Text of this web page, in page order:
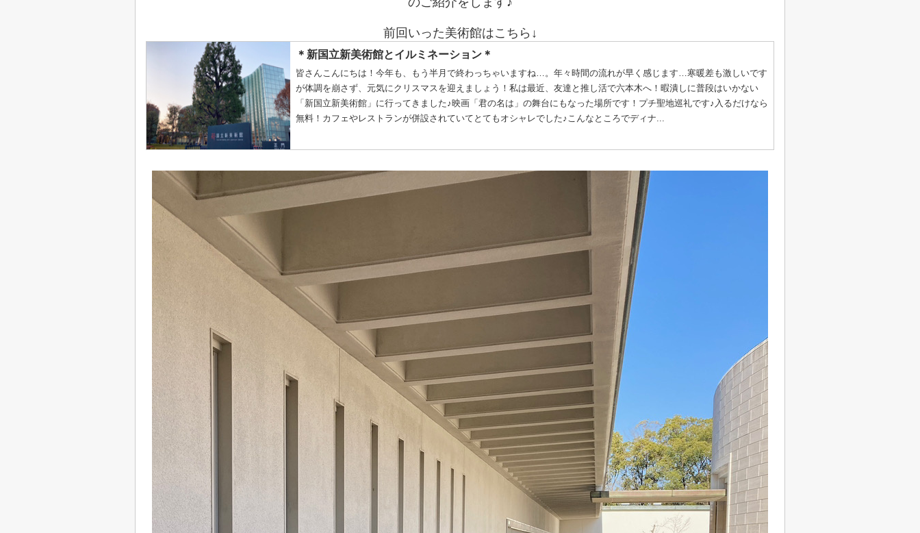
前回いった美術館はこちら↓
＊新国立新美術館とイルミネーション＊
皆さんこんにちは！今年も、もう半月で終わっちゃいますね…。年々時間の流れが早く感じます…寒暖差も激しいです
が体調を崩さず、元気にクリスマスを迎えましょう！私は最近、友達と推し活で六本木へ！暇潰しに普段はいかない
「新国立新美術館」に行ってきました♪映画「君の名は」の舞台にもなった場所です！プチ聖地巡礼です♪入るだけなら
無料！カフェやレストランが併設されていてとてもオシャレでした♪こんなところでディナ...